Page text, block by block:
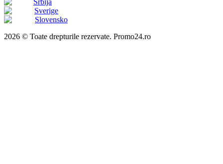
Sverige
Slovensko
2026 © Toate drepturile rezervate. Promo24.ro